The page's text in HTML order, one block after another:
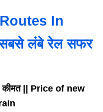
In
लंबे रेल सफर
कीमत || Price of new